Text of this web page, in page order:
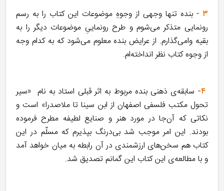
۳ -
بنده تنها وجهی از وجوهِ موضوعات این کتاب را به رسم
رونمایی متذکر می‌شوم و طرح رونماییِ موضوعات دیگر را به
بقیه وامی‌گذارم. از عرایض بنده معلوم می‌شود که به کدام وجه
از وجوه کتاب نظر انداخته‌ام.
۴-
سابقه‌ی ذهنی بنده مربوط به اثر قبلی استاد به نام «سیر
تحول مکتب فلسفی اصفهان از ابن سینا تا ملاصدرا» است و
نکاتی که آن‌جا در مورد هنر و صنایع لطیفه مطرح فرموده
بودند. این امر موجب شد بی‌درنگ بپذیرم که مسلّم در این
کتاب هم سخن‌های ارزشمندی در آن رابطه به میان خواهد آمد
و با مطالعه‌ی این کتاب این گمانم تصدیق شد.